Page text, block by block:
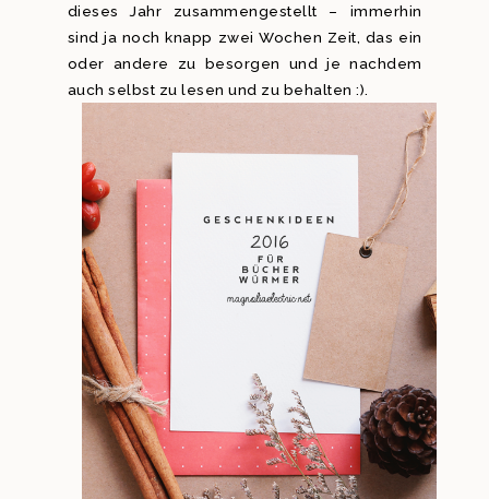
dieses Jahr zusammengestellt – immerhin
sind ja noch knapp zwei Wochen Zeit, das ein
oder andere zu besorgen und je nachdem
auch selbst zu lesen und zu behalten :).